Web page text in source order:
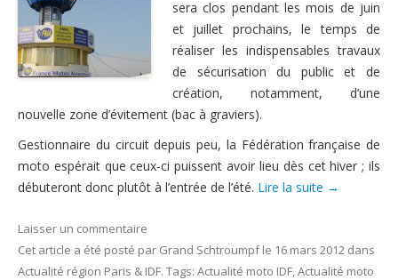
sera clos pendant les mois de juin
et juillet prochains, le temps de
réaliser les indispensables travaux
de sécurisation du public et de
création, notamment, d’une
nouvelle zone d’évitement (bac à graviers).
Gestionnaire du circuit depuis peu, la Fédération française de
moto espérait que ceux-ci puissent avoir lieu dès cet hiver ; ils
débuteront donc plutôt à l’entrée de l’été. Lire la suite →
Laisser un commentaire
Cet article a été posté par Grand Schtroumpfle 16 mars 2012 dans
Actualité région Paris & IDF. Tags: Actualité moto IDF,Actualité moto